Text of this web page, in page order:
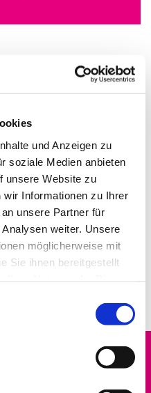
und Anzeigen zu
soziale Medien anbieten
unsere Website zu
wir Informationen zu Ihrer
unsere Partner für
weiter. Unsere
möglicherweise mit
Sie ihnen bereitgestellt